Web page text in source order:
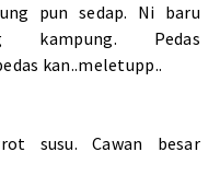
pun sedap. Ni baru
kampung. Pedas
kan..meletupp..
susu. Cawan besar